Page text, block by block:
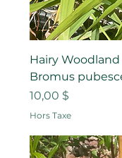
Hairy
Bromus
Prix
10,00 $
Hors Taxe